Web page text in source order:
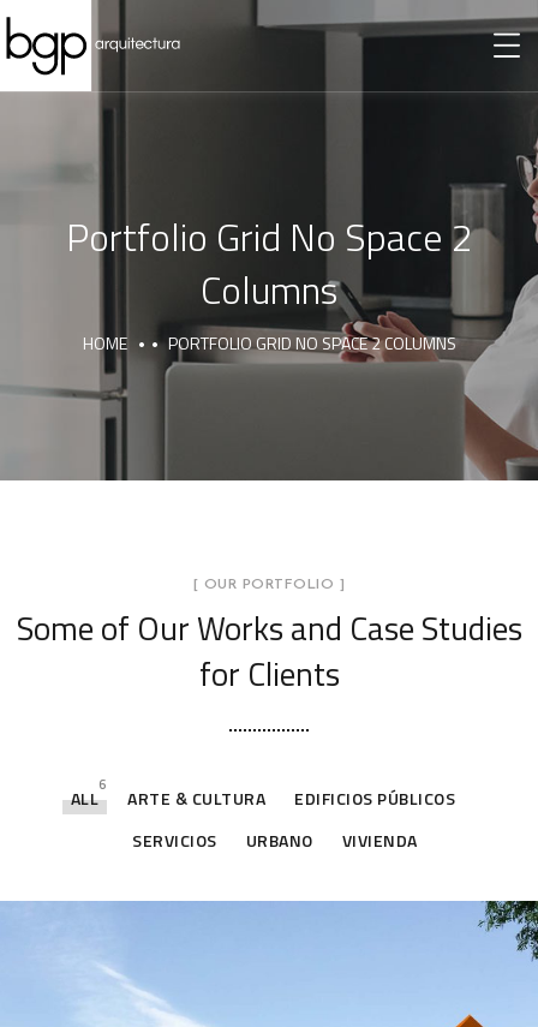
Portfolio Grid No Space 2
Columns
HOME PORTFOLIO GRID NO SPACE 2 COLUMNS
[ OUR PORTFOLIO ]
Some of Our Worksand Case Studies
for Clients
ALL
6
ARTE & CULTURA
EDIFICIOS PÚBLICOS
SERVICIOS
URBANO VIVIENDA